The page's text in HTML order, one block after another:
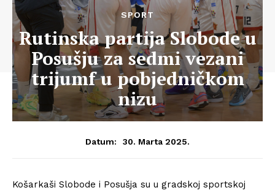
SPORT
Rutinska partija Slobode u
Posušju za sedmi vezani
trijumf u pobjedničkom
nizu
Datum: 30. Marta 2025.
Košarkaši Slobode i Posušja su u gradskoj sportskoj